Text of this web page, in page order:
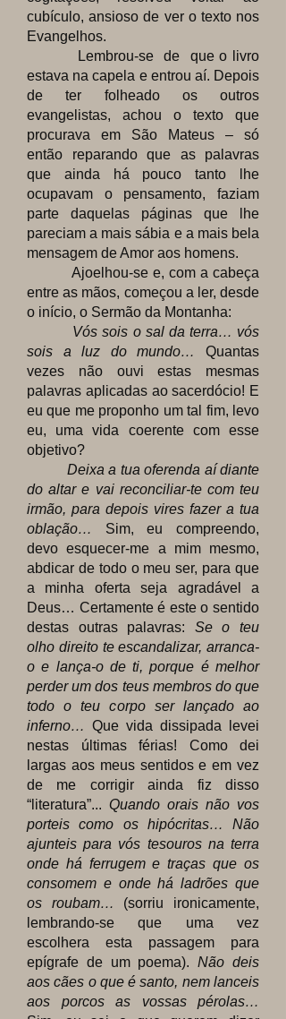
cubículo, ansioso de ver o texto nos
Evangelhos.
Lembrou-se de que o livro
estava na capela e entrou aí. Depois
de ter folheado os outros
evangelistas, achou o texto que
procurava em São Mateus – só
então reparando que as palavras
que ainda há pouco tanto lhe
ocupavam o pensamento, faziam
parte daquelas páginas que lhe
pareciam a mais sábia e a mais bela
mensagem de Amor aos homens.
Ajoelhou-se e, com a cabeça
entre as mãos, começou a ler, desde
o início, o Sermão da Montanha:
Vós sois o sal da terra… vós
sois a luz do mundo…
Quantas
vezes não ouvi estas mesmas
palavras aplicadas ao sacerdócio! E
eu que me proponho um tal fim, levo
eu, uma vida coerente com esse
objetivo?
Deixa a tua oferenda aí diante
do altar e vai reconciliar-te com teu
irmão, para depois vires fazer a tua
oblação…
Sim, eu compreendo,
devo esquecer-me a mim mesmo,
abdicar de todo o meu ser, para que
a minha oferta seja agradável a
Deus… Certamente é este o sentido
destas outras palavras: Se o teu
olho direito te escandalizar, arranca-
o e lança-o de ti, porque é melhor
perder um dos teus membros do que
todo o teu corpo ser lançado ao
inferno… Que vida dissipada levei
nestas últimas férias! Como dei
largas aos meus sentidos e em vez
de me corrigir ainda fiz disso
“literatura”... Quando orais não vos
porteis como os hipócritas… Não
ajunteis para vós tesouros na terra
onde há ferrugem e traças que os
consomem e onde há ladrões que
os roubam… (sorriu ironicamente,
lembrando-se que uma vez
escolhera esta passagem para
epígrafe de um poema). Não deis
aos cães o que é santo, nem lanceis
aos porcos as vossas pérolas…